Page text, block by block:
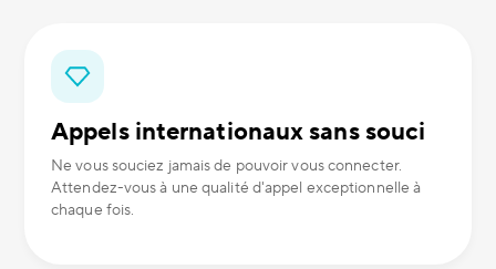
Appels internationaux sans souci
Ne vous souciez jamais de pouvoir vous connecter.
Attendez-vous à une qualité d'appel exceptionnelle à
chaque fois.